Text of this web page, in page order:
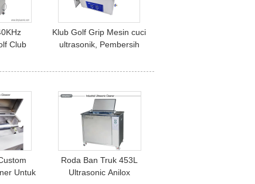
Club
Klub Golf Grip Mesin cuci
ultrasonik, Pembersih
Untuk
Roda Ban Truk 453L
Ultrasonic Anilox